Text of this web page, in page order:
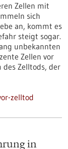
Zellen mit
sich
an, kommt es
steigt sogar.
unbekannten
Zellen vor
des Zelltods, der
zelltod
in